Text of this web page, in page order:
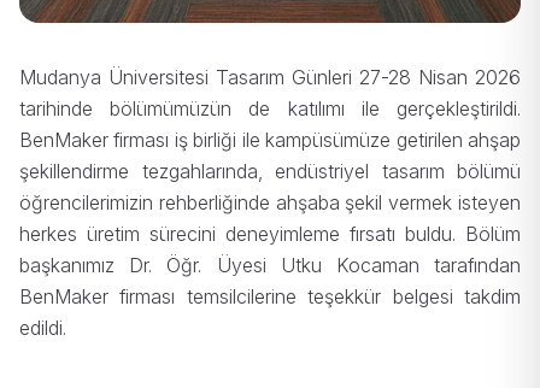
Mudanya Üniversitesi Tasarım Günleri 27-28 Nisan 2026
tarihinde bölümümüzün de katılımı ile gerçekleştirildi.
BenMaker firması iş birliği ile kampüsümüze getirilen ahşap
şekillendirme tezgahlarında, endüstriyel tasarım bölümü
öğrencilerimizin rehberliğinde ahşaba şekil vermek isteyen
herkes üretim sürecini deneyimleme fırsatı buldu. Bölüm
başkanımız Dr. Öğr. Üyesi Utku Kocaman tarafından
BenMaker firması temsilcilerine teşekkür belgesi takdim
edildi.